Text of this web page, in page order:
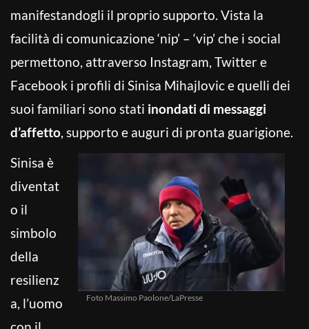
manifestandogli il proprio supporto. Vista la
facilità di comunicazione ‘nip’ – ‘vip’ che i social
permettono, attraverso Instagram, Twitter e
Facebook i profili di Sinisa Mihajlovic e quelli dei
suoi familiari sono stati inondati di messaggi
d’affetto, supporto e auguri di pronta guarigione.
Foto Massimo Paolone/LaPresse
Sinisa è
diventat
o il
simbolo
della
resilienz
a, l’uomo